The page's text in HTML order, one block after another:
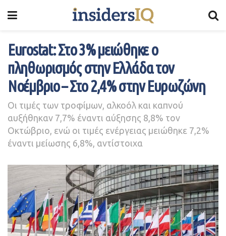
Eurostat: Στο 3% μειώθηκε ο
πληθωρισμός στην Ελλάδα τον
Νοέμβριο – Στο 2,4% στην Ευρωζώνη
Οι τιμές των τροφίμων, αλκοόλ και καπνού
αυξήθηκαν 7,7% έναντι αύξησης 8,8% τον
Οκτώβριο, ενώ οι τιμές ενέργειας μειώθηκε 7,2%
έναντι μείωσης 6,8%, αντίστοιχα